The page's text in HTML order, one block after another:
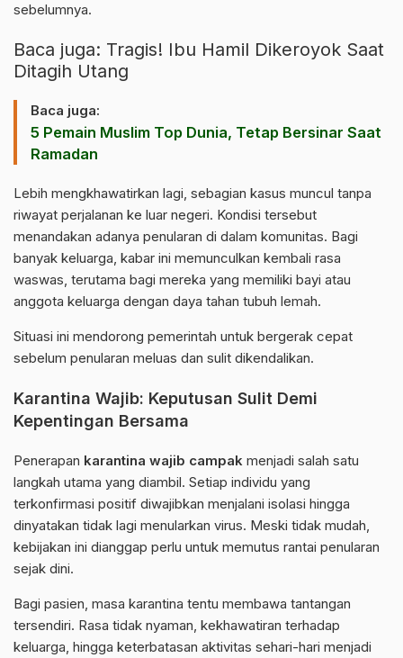
sebelumnya.
Baca juga: Tragis! Ibu Hamil Dikeroyok Saat
Ditagih Utang
Baca juga:
5 Pemain Muslim Top Dunia, Tetap Bersinar Saat
Ramadan
Lebih mengkhawatirkan lagi, sebagian kasus muncul tanpa
riwayat perjalanan ke luar negeri. Kondisi tersebut
menandakan adanya penularan di dalam komunitas. Bagi
banyak keluarga, kabar ini memunculkan kembali rasa
waswas, terutama bagi mereka yang memiliki bayi atau
anggota keluarga dengan daya tahan tubuh lemah.
Situasi ini mendorong pemerintah untuk bergerak cepat
sebelum penularan meluas dan sulit dikendalikan.
Karantina Wajib: Keputusan Sulit Demi
Kepentingan Bersama
Penerapan karantina wajib campak menjadi salah satu
langkah utama yang diambil. Setiap individu yang
terkonfirmasi positif diwajibkan menjalani isolasi hingga
dinyatakan tidak lagi menularkan virus. Meski tidak mudah,
kebijakan ini dianggap perlu untuk memutus rantai penularan
sejak dini.
Bagi pasien, masa karantina tentu membawa tantangan
tersendiri. Rasa tidak nyaman, kekhawatiran terhadap
keluarga, hingga keterbatasan aktivitas sehari-hari menjadi